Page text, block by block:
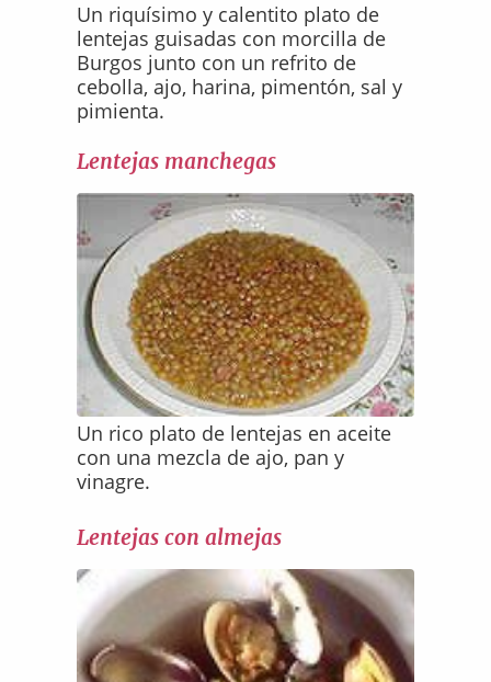
Un riquísimo y calentito plato de
lentejas guisadas con morcilla de
Burgos junto con un refrito de
cebolla, ajo, harina, pimentón, sal y
pimienta.
Lentejas manchegas
Un rico plato de lentejas en aceite
con una mezcla de ajo, pan y
vinagre.
Lentejas con almejas